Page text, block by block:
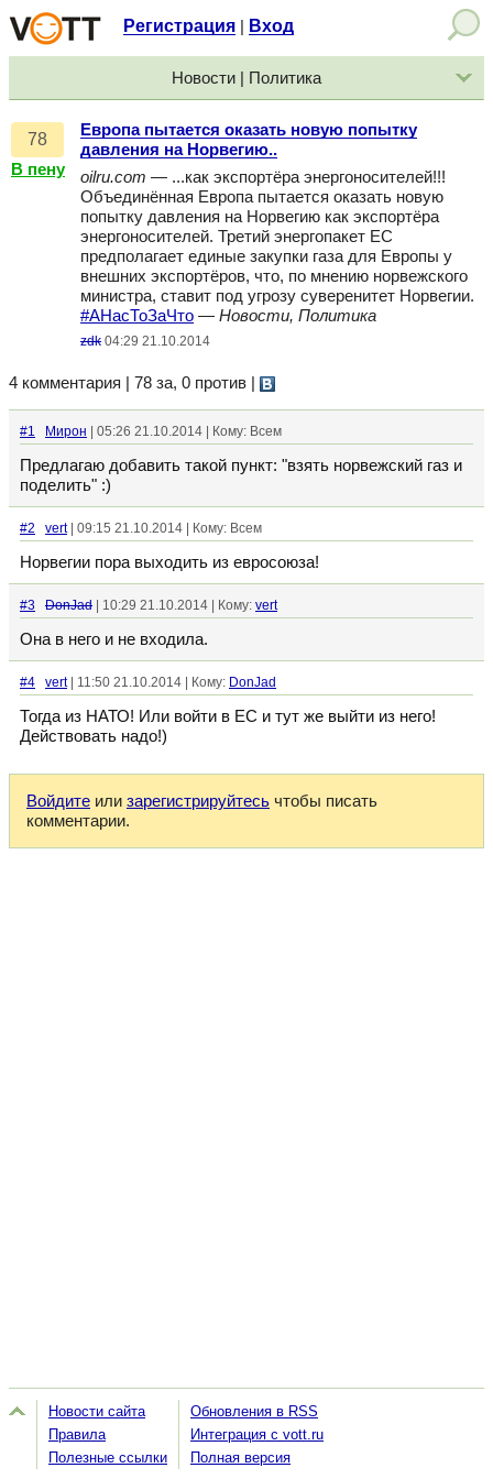
Регистрация Вход
Новости | Политика
78
В пену
Европа пытается оказать новую попытку
давления на Норвегию..
oilru.com — ...как экспортёра энергоносителей!!!
Объединённая Европа пытается оказать новую
попытку давления на Норвегию как экспортёра
энергоносителей. Третий энергопакет ЕС
предполагает единые закупки газа для Европы у
внешних экспортёров, что, по мнению норвежского
министра, ставит под угрозу суверенитет Норвегии.
#АНасТоЗаЧто — Новости, Политика
zdk 04:29 21.10.2014
4 комментария | 78 за, 0 против
#1 Мирон | 05:26 21.10.2014 | Кому: Всем
Предлагаю добавить такой пункт: "взять норвежский газ и
поделить" :)
#2 vert| 09:15 21.10.2014 | Кому: Всем
Норвегии пора выходить из евросоюза!
#3 DonJad | 10:29 21.10.2014 | Кому: vert
Она в него и не входила.
#4 vert| 11:50 21.10.2014 | Кому: DonJad
Тогда из НАТО! Или войти в ЕС и тут же выйти из него!
Действовать надо!)
Войдите или зарегистрируйтесь чтобы писать
комментарии.
Новости сайта
Правила
Полезные ссылки
Обновления в RSS
Интеграция с vott.ru
Полная версия